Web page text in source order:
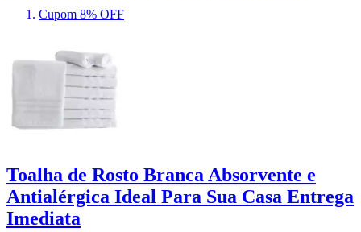
Cupom 8% OFF
Toalha de Rosto Branca Absorvente e
Antialérgica Ideal Para Sua Casa Entrega
Imediata